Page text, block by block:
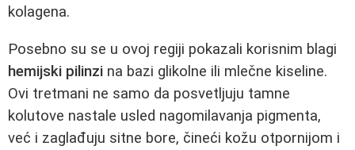
kolagena.
Posebno su se u ovoj regiji pokazali korisnim blagi
hemijski pilinzi na bazi glikolne ili mlečne kiseline.
Ovi tretmani ne samo da posvetljuju tamne
kolutove nastale usled nagomilavanja pigmenta,
već i zaglađuju sitne bore, čineći kožu otpornijom i